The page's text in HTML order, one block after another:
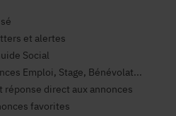
et alertes
Social
Emploi, Stage, Bénévolat...
réponse direct aux annonces
favorites